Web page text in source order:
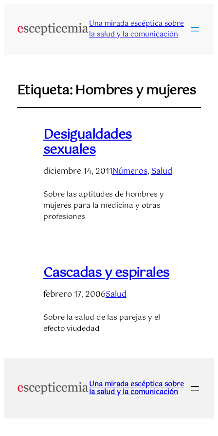
Una mirada escéptica sobre
la salud y la comunicación
Etiqueta:Hombres y mujeres
Desigualdades
sexuales
diciembre 14, 2011Números, Salud
Sobre las aptitudes de hombres y
mujeres para la medicina y otras
profesiones
Cascadas y espirales
febrero 17, 2006Salud
Sobre la salud de las parejas y el
efecto viudedad
Una mirada escéptica sobre
la salud y la comunicación